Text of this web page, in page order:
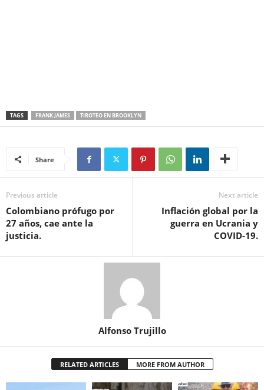
TAGS FRANK JAMES TIROTEO EN BROOKLYN
Share
Previous article
Colombiano prófugo por
27 años, cae ante la
justicia.
Next article
Inflación global por la
guerra en Ucrania y
COVID-19.
Alfonso Trujillo
RELATED ARTICLES MORE FROM AUTHOR